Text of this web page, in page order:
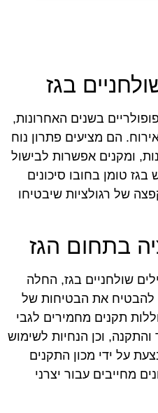
בגז
בשנים האחרונות,
הם מציעים פתרון נוח
ומקנים אפשרות לבישול
טומן בחובו סיכונים
של רגולציות שיבטיחו
בתחום הגז
שולחניים בגז, החלה
את הבטיחות של
תקנים מחמירים לגבי
והתקנה, וכן הנחיות לשימוש
על ידי מכון התקנים
מחייבים עבור יצרני